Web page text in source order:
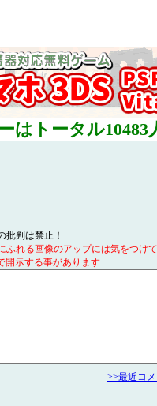
はトータル10483
批判は禁止！
ふれる画像のアップには気をつけ
開示する事があります
>>最近コ